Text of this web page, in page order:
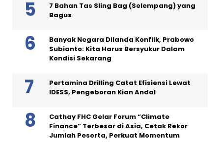
7 Bahan Tas Sling Bag (Selempang) yang
Bagus
Banyak Negara Dilanda Konflik, Prabowo
Subianto: Kita Harus Bersyukur Dalam
Kondisi Sekarang
Pertamina Drilling Catat Efisiensi Lewat
IDESS, Pengeboran Kian Andal
Cathay FHC Gelar Forum “Climate
Finance” Terbesar di Asia, Cetak Rekor
Jumlah Peserta, Perkuat Momentum